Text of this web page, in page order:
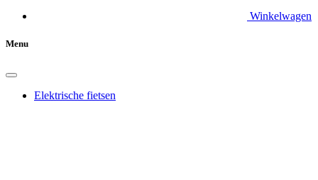
Winkelwagen
Menu
Elektrische fietsen